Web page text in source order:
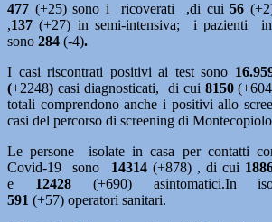
477 (+25) sono i ricoverati ,di cui56
,137(+27) in semi-intensiva; i pazienti
sono 284 (-4).
I casi riscontrati positivi ai test sono
(+2248) casi diagnosticati, di cui 8150
totali comprendono anche i positivi allo
casi del percorso di screening di
Le persone isolate in casa per contatti
Covid-19 sono 14314 (+878) , di cui
e 12428 (+690)
asintomatici.In
591 (+57) operatori sanitari.